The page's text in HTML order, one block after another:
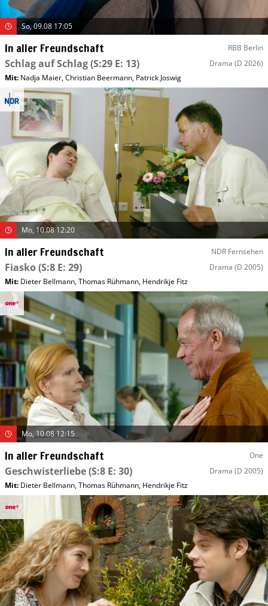
So, 09.08 17:05
In aller Freundschaft RBB Berlin
Schlag auf Schlag(S:29 E: 13) Drama (D 2026)
Mit: Nadja Maier,Christian Beermann, Patrick Joswig
Mo, 10.08 12:20
In aller Freundschaft NDR Fernsehen
Fiasko(S:8 E: 29) Drama (D 2005)
Mit: Dieter Bellmann,Thomas Rühmann, Hendrikje Fitz
Mo, 10.08 12:15
In aller Freundschaft One
Geschwisterliebe(S:8 E: 30) Drama (D 2005)
Mit: Dieter Bellmann,Thomas Rühmann, Hendrikje Fitz